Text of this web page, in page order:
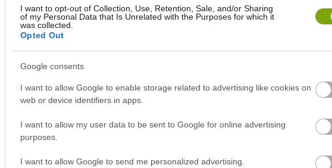
I want to opt-out of Collection, Use, Retention, Sale, and/or Sharing
of my Personal Data that Is Unrelated with the Purposes for which it
was collected.
Opted Out
Google consents
I want to allow Google to enable storage related to advertising like cookies on
web or device identifiers in apps.
I want to allow my user data to be sent to Google for online advertising
purposes.
I want to allow Google to send me personalized advertising.